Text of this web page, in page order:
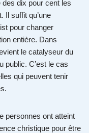
des dix pour cent les
Il suffit qu’une
pour changer
entière. Dans
le catalyseur du
public. C’est le cas
qui peuvent tenir
personnes ont atteint
christique pour être